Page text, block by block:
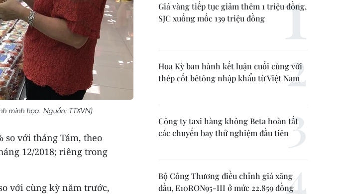
minh họa. Nguồn: TTXVN)
so với tháng Tám, theo
12/2018; riêng trong
với cùng kỳ năm trước,
Giá vàng tiếp tục giảm thêm 1 triệu đồng,
SJC xuống mốc 139 triệu đồng
Hoa Kỳ ban hành kết luận cuối cùng với
thép cốt bêtông nhập khẩu từ Việt Nam
Công ty taxi hàng không Beta hoàn tất
các chuyến bay thử nghiệm đầu tiên
Bộ Công Thương điều chỉnh giá xăng
dầu, E10RON95-III ở mức 22.859 đồng